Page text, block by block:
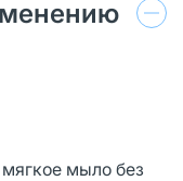
мыло без